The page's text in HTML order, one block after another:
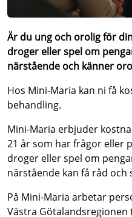
Är du ung och orolig för
droger eller spel om
närstående och känner
Hos Mini-Maria kan ni få
behandling.
Mini-Maria erbjuder
21 år som har frågor eller
droger eller spel om
närstående kan få råd och
På Mini-Maria arbetar
Västra Götalandsregionen